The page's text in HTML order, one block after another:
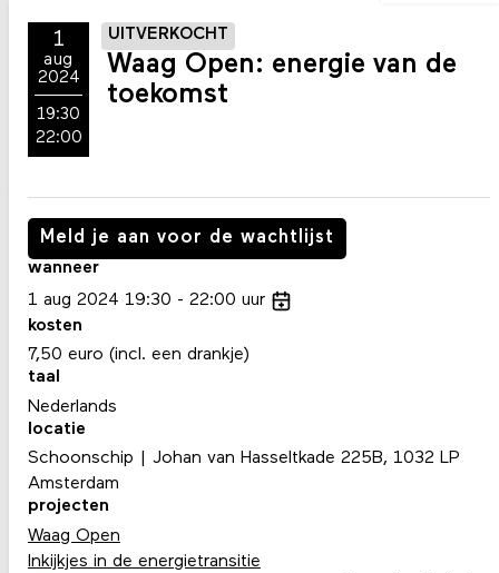
1
aug
2024
19:30
22:00
UITVERKOCHT
Waag Open: energie van de
toekomst
Meld je aan voor de wachtlijst
wanneer
1 aug 2024 19:30 22:00 uur
kosten
7,50 euro (incl. een drankje)
taal
Nederlands
locatie
Schoonschip | Johan van Hasseltkade 225B, 1032 LP
Amsterdam
projecten
Waag Open
Inkijkjes in de energietransitie